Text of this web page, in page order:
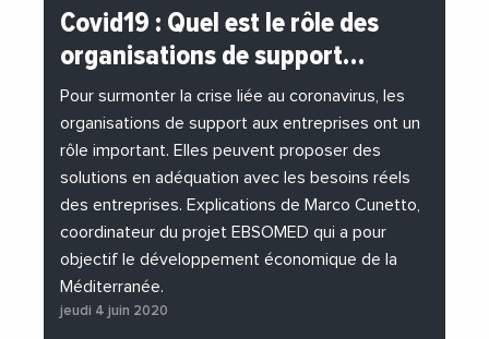
#BuzzNews
#Decideurs
#EchangesMediterraneens
#EnDirectDe
#Entreprises
#Institutions
#PhotosEtVideos
Covid19 : Quel est le rôle des
organisations de support…
Pour surmonter la crise liée au coronavirus, les
organisations de support aux entreprises ont un
rôle important. Elles peuvent proposer des
solutions en adéquation avec les besoins réels
des entreprises. Explications de Marco Cunetto,
coordinateur du projet EBSOMED qui a pour
objectif le développement économique de la
Méditerranée.
jeudi 4 juin 2020